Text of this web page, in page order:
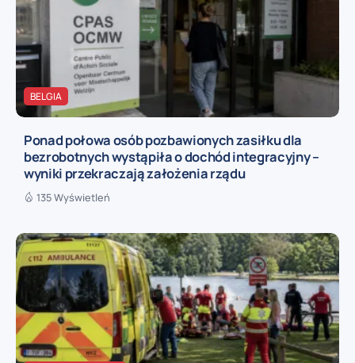
BELGIA
Ponad połowa osób pozbawionych zasiłku dla
bezrobotnych wystąpiła o dochód integracyjny –
wyniki przekraczają założenia rządu
135 Wyświetleń